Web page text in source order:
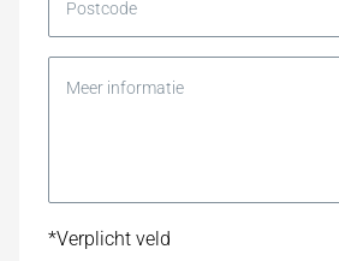
*Verplicht veld